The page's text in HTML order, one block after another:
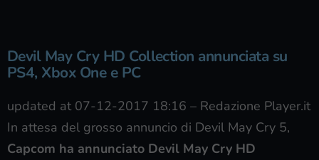
Devil May Cry HD Collection annunciata su
PS4, Xbox One e PC
updated at 07-12-2017 18:16 – Redazione Player.it
In attesa del grosso annuncio di Devil May Cry 5,
Capcom ha annunciato Devil May Cry HD